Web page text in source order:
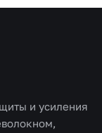
и усиления